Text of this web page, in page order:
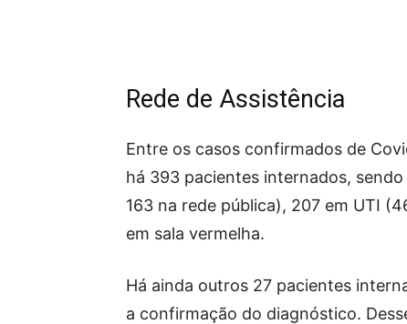
Rede de Assistência
Entre os casos confirmados de
há 393 pacientes internados,
163 na rede pública), 207 em UTI
em sala vermelha.
Há ainda outros 27 pacientes
a confirmação do diagnóstico.